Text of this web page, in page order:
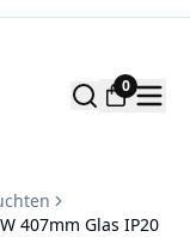
0
407mm Glas IP20